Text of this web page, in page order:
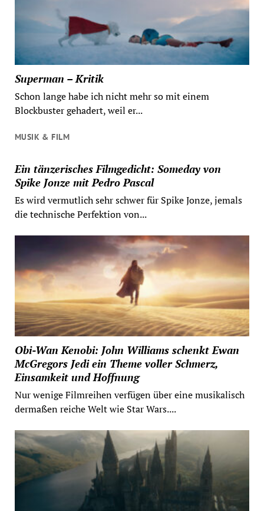
Superman – Kritik
Schon lange habe ich nicht mehr so mit einem
Blockbuster gehadert, weil er...
MUSIK & FILM
Ein tänzerisches Filmgedicht: Someday von
Spike Jonze mit Pedro Pascal
Es wird vermutlich sehr schwer für Spike Jonze, jemals
die technische Perfektion von...
Obi-Wan Kenobi: John Williams schenkt Ewan
McGregors Jedi ein Theme voller Schmerz,
Einsamkeit und Hoffnung
Nur wenige Filmreihen verfügen über eine musikalisch
dermaßen reiche Welt wie Star Wars....